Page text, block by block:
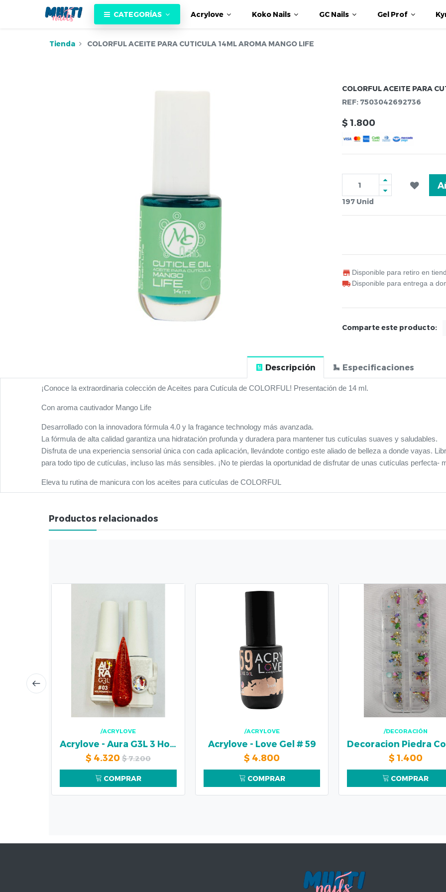
CATEGORÍAS Acrylove Koko Nails GC Nails Gel Prof
Tienda COLORFUL ACEITE PARA CUTICULA 14ML AROMA MANGO LIFE
COLORFUL ACEITE PARA
REF: 7503042692736
$ 1.800
197 Unid
Disponible para retiro en
Disponible para entrega a
Comparte este producto:
Descripción Especificaciones
¡Conoce la extraordinaria colección de Aceites para Cutícula de COLORFUL! Presentación de 14 ml.
Con aroma cautivador Mango Life
Desarrollado con la innovadora fórmula 4.0 y la fragance technology más avanzada.
La fórmula de alta calidad garantiza una hidratación profunda y duradera para mantener tus cutículas suaves y saludables.
Disfruta de una experiencia sensorial única con cada aplicación, llevándote contigo este aliado de belleza a donde vayas.
para todo tipo de cutículas, incluso las más sensibles. ¡No te pierdas la oportunidad de disfrutar de unas cutículas perfecta-
Eleva tu rutina de manicura con los aceites para cutículas de COLORFUL
Productos relacionados
/ACRYLOVE
Acrylove - Aura G3L 3 Holografic
$ 4.320 $7.200
COMPRAR
/ACRYLOVE
Acrylove - Love Gel # 59
$ 4.800
COMPRAR
/DECORACIÓN
$ 1.400
COMPRAR